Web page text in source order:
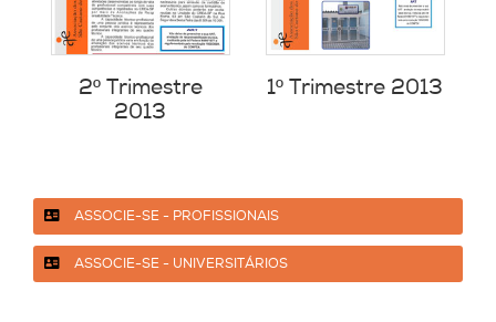
2º Trimestre
2013
1º Trimestre 2013
ASSOCIE-SE - PROFISSIONAIS
ASSOCIE-SE - UNIVERSITÁRIOS